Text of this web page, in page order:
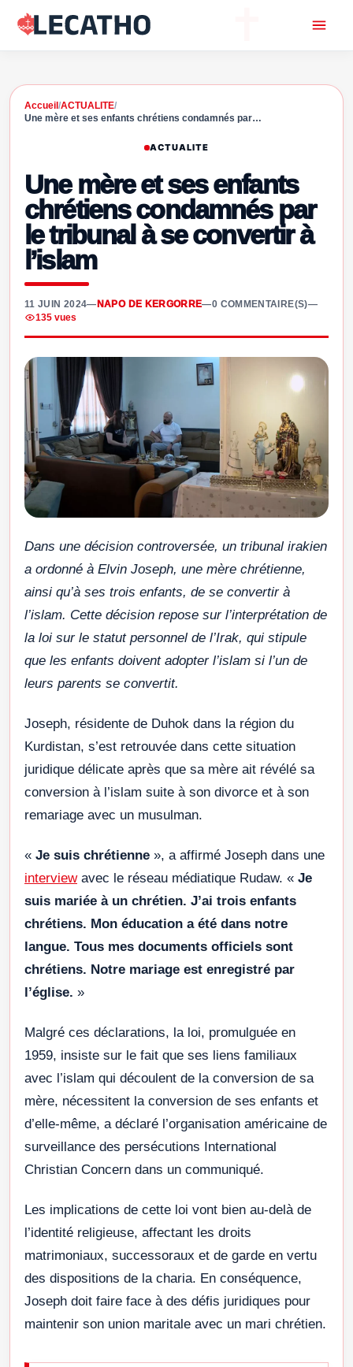
Accueil /ACTUALITE/
Une mère et ses enfants chrétiens condamnés par…
ACTUALITE
Une mère et ses enfants
chrétiens condamnés par
le tribunal à se convertir à
l’islam
11 JUIN 2024— NAPO DE KERGORRE—0 COMMENTAIRE(S)—
135 vues
Dans une décision controversée, un tribunal irakien
a ordonné à Elvin Joseph, une mère chrétienne,
ainsi qu’à ses trois enfants, de se convertir à
l’islam. Cette décision repose sur l’interprétation de
la loi sur le statut personnel de l’Irak, qui stipule
que les enfants doivent adopter l’islam si l’un de
leurs parents se convertit.
Joseph, résidente de Duhok dans la région du
Kurdistan, s’est retrouvée dans cette situation
juridique délicate après que sa mère ait révélé sa
conversion à l’islam suite à son divorce et à son
remariage avec un musulman.
« Je suis chrétienne », a affirmé Joseph dans une
interviewavec le réseau médiatique Rudaw. « Je
suis mariée à un chrétien. J’ai trois enfants
chrétiens. Mon éducation a été dans notre
langue. Tous mes documents officiels sont
chrétiens. Notre mariage est enregistré par
l’église. »
Malgré ces déclarations, la loi, promulguée en
1959, insiste sur le fait que ses liens familiaux
avec l’islam qui découlent de la conversion de sa
mère, nécessitent la conversion de ses enfants et
d’elle-même, a déclaré l’organisation américaine de
surveillance des persécutions International
Christian Concern dans un communiqué.
Les implications de cette loi vont bien au-delà de
l’identité religieuse, affectant les droits
matrimoniaux, successoraux et de garde en vertu
des dispositions de la charia. En conséquence,
Joseph doit faire face à des défis juridiques pour
maintenir son union maritale avec un mari chrétien.